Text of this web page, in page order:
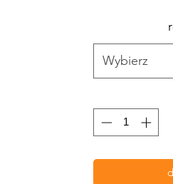
Posiada
-
- 100% Poliester
-
Wybierz